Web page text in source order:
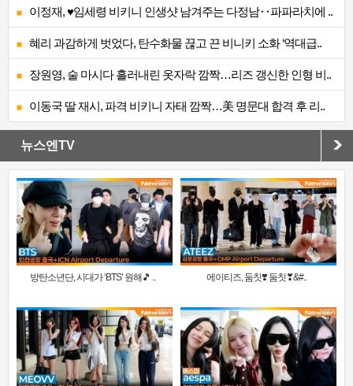
이정재, ♥임세령 비키니 인생샷 남겨주는 다정남‥파파라치에 ..
혜리 과감하게 벗었다, 탄수화물 끊고 끈 비니키 소화 ‘역대급..
장원영, 술 마시다 흘러내린 옷자락 깜짝…리즈 갱신한 인형 비..
이동국 딸 재시, 파격 비키니 자태 깜짝…美 명문대 합격 후 리..
뉴스엔TV
방탄소년단, 시대가 ‘BTS’ 원해🎵 .. 에이티즈, 둠칫❣️ 둠칫❣&#..